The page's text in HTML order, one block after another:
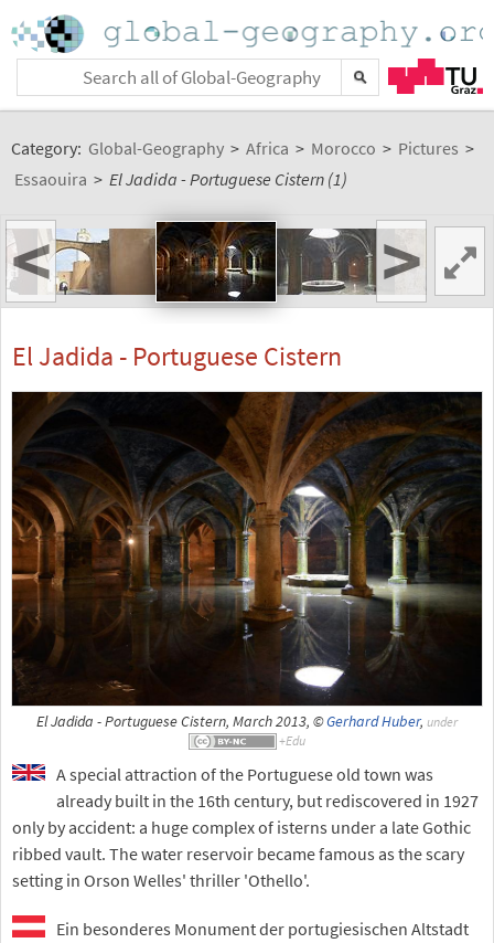
Category: Global-Geography > Africa > Morocco > Pictures >
Essaouira > El Jadida - Portuguese Cistern (1)
< >
El Jadida - Portuguese Cistern
El Jadida - Portuguese Cistern, March 2013, ©Gerhard Huber, under
A special attraction of the Portuguese old town was
already built in the 16th century, but rediscovered in 1927
only by accident: a huge complex of isterns under a late Gothic
ribbed vault. The water reservoir became famous as the scary
setting in Orson Welles' thriller 'Othello'.
Ein besonderes Monument der portugiesischen Altstadt